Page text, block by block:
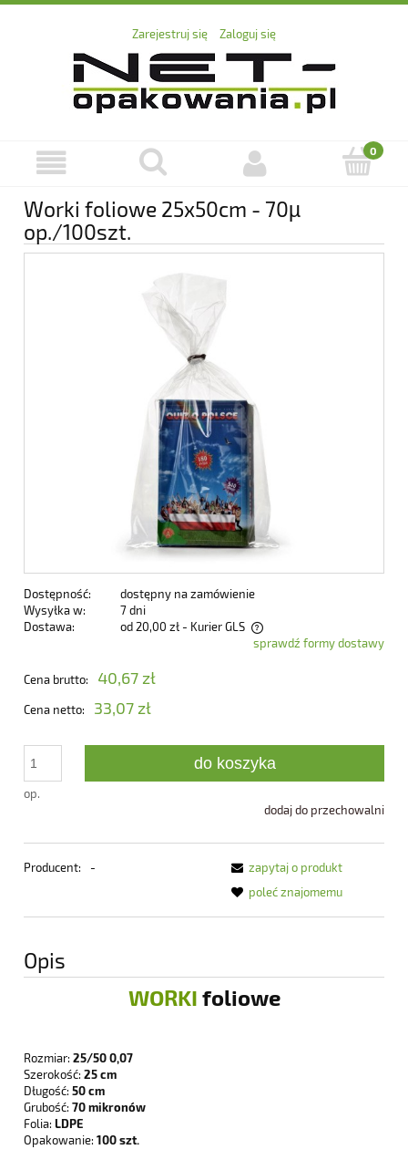
Zarejestruj się Zaloguj się
Worki foliowe 25x50cm - 70µ
op./100szt.
Dostępność:
dostępny na zamówienie
Wysyłka w:
7 dni
Dostawa:
od 20,00 zł - Kurier GLS
Cena nie zawiera ewentualnych kosztów płatnościsprawdź formy dostawy
Cena brutto: 40,67 zł
Cena netto: 33,07 zł
op.
do koszyka
dodaj do przechowalni
Producent: -
zapytaj o produkt
poleć znajomemu
Opis
WORKI foliowe
Rozmiar: 25/50 0,07
Szerokość: 25 cm
Długość: 50 cm
Grubość: 70 mikronów
Folia: LDPE
Opakowanie: 100 szt.